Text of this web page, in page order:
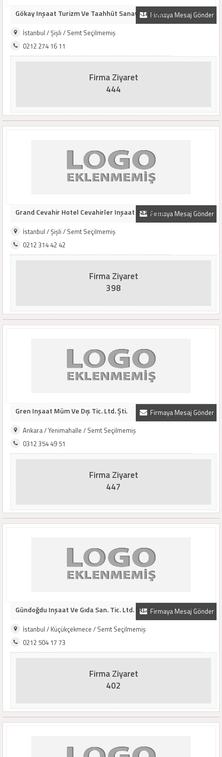
Firmaya Mesaj Gönder
Gökay Inşaat Turizm Ve Taahhüt Sanayi Ticaret..
İstanbul / Şişli / Semt Seçilmemiş
0212 274 16 11
Firma Ziyaret
444
Firmaya Mesaj Gönder
Grand Cevahir Hotel Cevahirler Inşaat Taahhüt..
İstanbul / Şişli / Semt Seçilmemiş
0212 314 42 42
Firma Ziyaret
398
Firmaya Mesaj Gönder
Gren Inşaat Müm Ve Dış Tic. Ltd. Şti.
Ankara / Yenimahalle / Semt Seçilmemiş
0312 354 49 51
Firma Ziyaret
447
Firmaya Mesaj Gönder
Gündoğdu Inşaat Ve Gıda San. Tic. Ltd. Şti...
İstanbul / Küçükçekmece / Semt Seçilmemiş
0212 504 17 73
Firma Ziyaret
402